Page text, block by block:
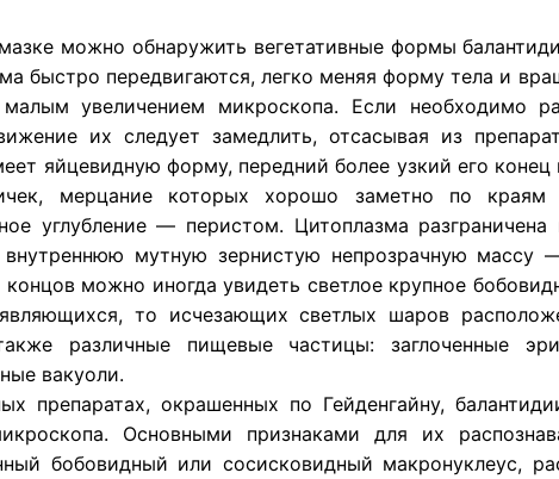
можно обнаружить вегетативные формы
быстро передвигаются, легко меняя форму тела и
малым увеличением микроскопа. Если необходимо
их следует замедлить, отсасывая из
яйцевидную форму, передний более узкий его
мерцание которых хорошо заметно по
углубление — перистом. Цитоплазма
внутреннюю мутную зернистую непрозрачную
можно иногда увидеть светлое крупное
то исчезающих светлых шаров
различные пищевые частицы: заглоченные
вакуоли.
препаратах, окрашенных по Гейденгайну,
Основными признаками для их
бобовидный или сосисковидный макронуклеус,